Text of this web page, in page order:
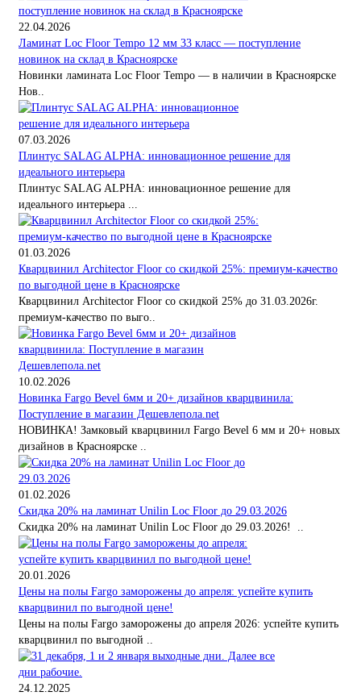
22.04.2026
Ламинат Loc Floor Tempo 12 мм 33 класс — поступление
новинок на склад в Красноярске
Новинки ламината Loc Floor Tempo — в наличии в Красноярске
Нов..
07.03.2026
Плинтус SALAG ALPHA: инновационное решение для
идеального интерьера
Плинтус SALAG ALPHA: инновационное решение для
идеального интерьера ...
01.03.2026
Кварцвинил Architector Floor со скидкой 25%: премиум-качество
по выгодной цене в Красноярске
Кварцвинил Architector Floor со скидкой 25% до 31.03.2026г.
премиум-качество по выго..
10.02.2026
Новинка Fargo Bevel 6мм и 20+ дизайнов кварцвинила:
Поступление в магазин Дешевлепола.net
НОВИНКА! Замковый кварцвинил Fargo Bevel 6 мм и 20+ новых
дизайнов в Красноярске ..
01.02.2026
Скидка 20% на ламинат Unilin Loc Floor до 29.03.2026
Скидка 20% на ламинат Unilin Loc Floor до 29.03.2026! ..
20.01.2026
Цены на полы Fargo заморожены до апреля: успейте купить
кварцвинил по выгодной цене!
Цены на полы Fargo заморожены до апреля 2026: успейте купить
кварцвинил по выгодной ..
24.12.2025